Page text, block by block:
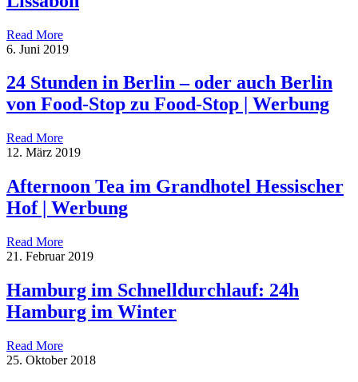
Read More
6. Juni 2019
24 Stunden in Berlin – oder auch Berlin
von Food-Stop zu Food-Stop | Werbung
Read More
12. März 2019
Afternoon Tea im Grandhotel Hessischer
Hof | Werbung
Read More
21. Februar 2019
Hamburg im Schnelldurchlauf: 24h
Hamburg im Winter
Read More
25. Oktober 2018